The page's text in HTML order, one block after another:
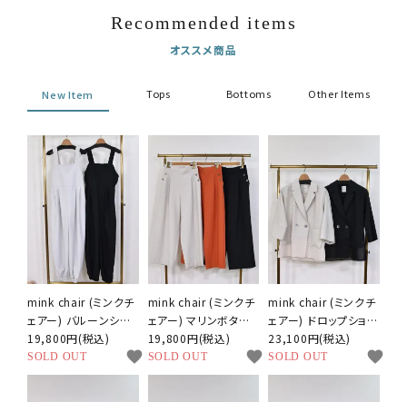
Recommended items
オススメ商品
New Item Tops Bottoms Other Items
mink chair (ミンクチ
ェアー) バルーンシル
エット サロペット
19,800円(税込)
SOLD OUT favorite
mink chair (ミンクチ
ェアー) マリンボタン
タックパンツ
19,800円(税込)
SOLD OUT favorite
mink chair (ミンクチ
ェアー) ドロップショル
ダー ハーフスリーブ
ジャケット
23,100円(税込)
SOLD OUT favorite